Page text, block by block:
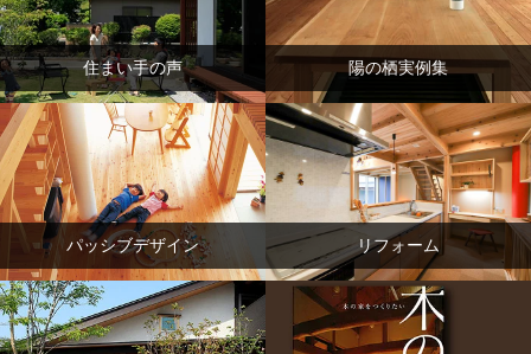
住まい手の声 陽の栖実例集
パッシブデザイン リフォーム